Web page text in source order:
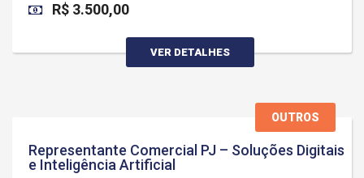
R$ 3.500,00
VER DETALHES
OUTROS
Representante Comercial PJ – Soluções Digitais
e Inteligência Artificial